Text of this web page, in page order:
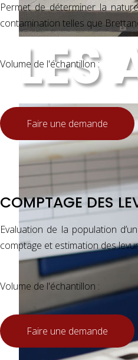
LES
Permet de déterminer la
contamination telles que
Volume de l'échantillon :
Délai de réponse :
Faire une demande
COMPTAGE DES
Evaluation de la population
comptage et estimation des
Volume de l'échantillon :
Délai de réponse :
Faire une demande